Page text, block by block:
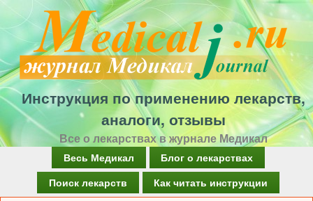
Перейти
к
основному
содержанию
Инструкция по применению лекарств,
аналоги, отзывы
Все о лекарствах в журнале Медикал
Весь Медикал
Блог о лекарствах
Поиск лекарств
Как читать инструкции